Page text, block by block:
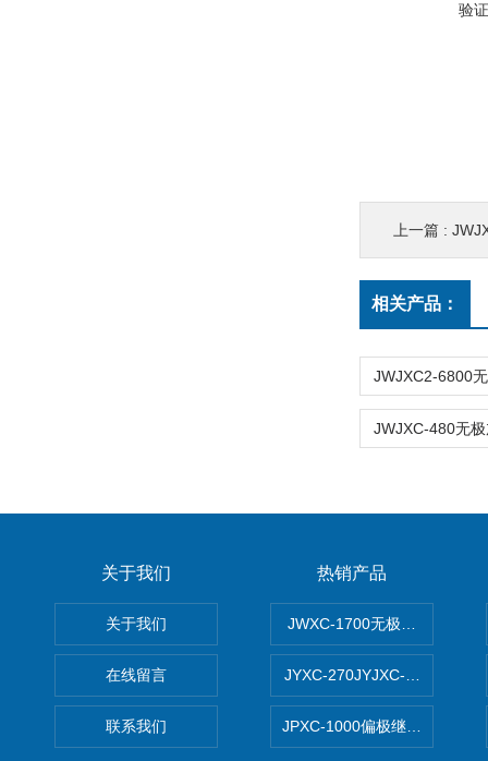
验
上一篇 :
相关产品：
关于我们
关于我们
在线留言
联系我们
热销产品
JWXC-1700无极继电器
JYXC-270JYJXC-135/220
JPXC-1000偏极继电器 南铁